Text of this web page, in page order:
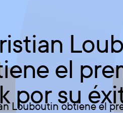
el
por su
Louboutin obtiene el